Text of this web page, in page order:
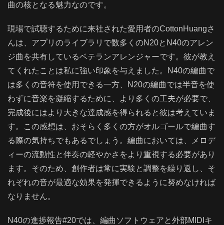
曲の核となる魅力なのです。
現場で試聴するために来社された愛用者のCottonHuangさ
んは、アプリのライブラリで数多くのN20とN40のアレン
ジ曲を共有しているベテランアレンジャーです。彼が教え
てくれたことは私に強い印象を与えました。N40の編曲で
は多くの音符を使用できる一方、N20の編曲では半音を使
わずに音楽を凝縮するために、より多くの工夫が必要で、
完成後にはより大きな達成感を得られると彼は考えていま
す。この感想は、おそらく多くの方がオルゴールで編曲す
る際の気持ちでもあるでしょう。編曲においては、メロデ
ィーの流動性と伴奏の軽やかさをより重視する必要があり
ます。そのため、創作者は常に実験と調整を繰り返し、そ
れぞれの音が最適な効果を発揮できるように努めなければ
なりません。
N40の進捗報告#20では、編曲ソフトウェアと外部MIDIキ